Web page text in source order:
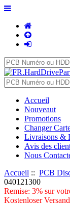
Accueil
Nouveaut
Promotions
Changer
Livraisons &
Avis des
Nous
Accueil :: PCB
040121300
Remise: 3% sur
Kostenloser